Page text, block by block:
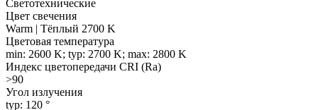
Светотехнические
Цвет свечения
Warm | Тёплый 2700 K
Цветовая температура
min: 2600 K; typ: 2700 K; max: 2800 K
Индекс цветопередачи CRI (Ra)
>90
Угол излучения
typ: 120 °